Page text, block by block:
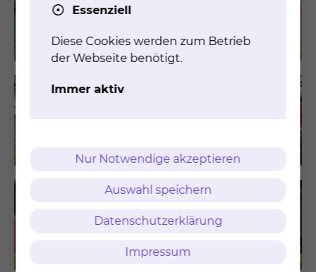
Essenziell
Diese Cookies werden zum Betrieb
der Webseite benötigt.
Immer aktiv
Nur Notwendige akzeptieren
Auswahl speichern
Datenschutzerklärung
Impressum